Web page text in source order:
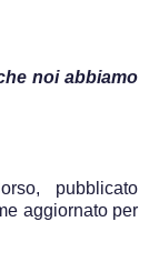
noi abbiamo
pubblicato
aggiornato per